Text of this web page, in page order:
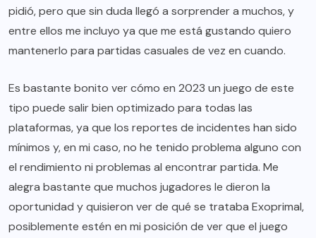
pidió, pero que sin duda llegó a sorprender a muchos, y
entre ellos me incluyo ya que me está gustando quiero
mantenerlo para partidas casuales de vez en cuando.
Es bastante bonito ver cómo en 2023 un juego de este
tipo puede salir bien optimizado para todas las
plataformas, ya que los reportes de incidentes han sido
mínimos y, en mi caso, no he tenido problema alguno con
el rendimiento ni problemas al encontrar partida. Me
alegra bastante que muchos jugadores le dieron la
oportunidad y quisieron ver de qué se trataba Exoprimal,
posiblemente estén en mi posición de ver que el juego